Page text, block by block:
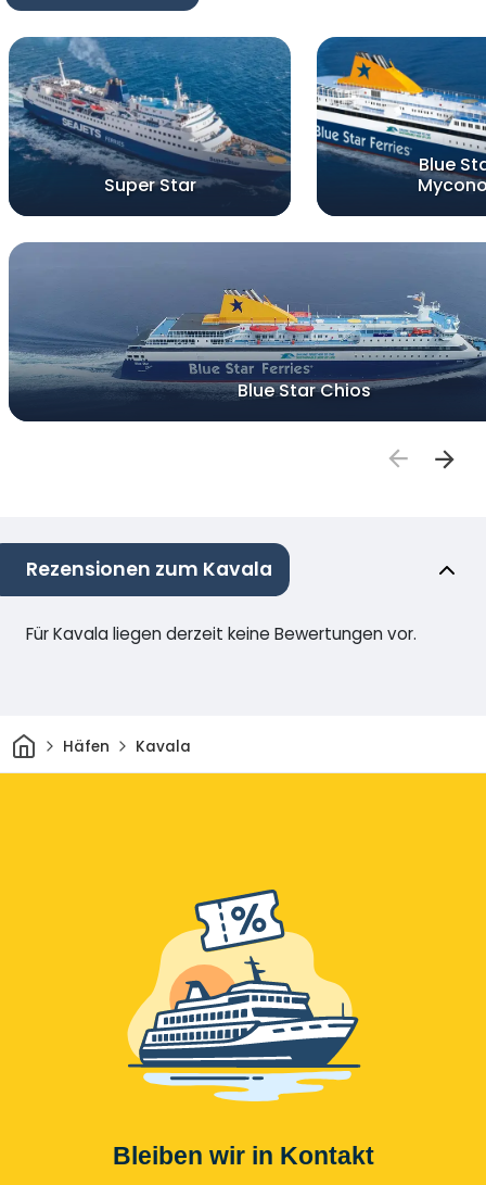
Super Star
Blue
Blue Star Chios
Rezensionen zum Kavala
Für Kavala liegen derzeit keine Bewertungen vor.
HeimHäfen Kavala
Bleiben wir in Kontakt